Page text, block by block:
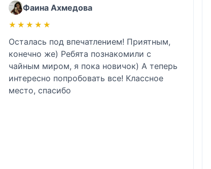
Фаина Ахмедова
★★★★★
★★★★★
Осталась под впечатлением! Приятным,
конечно же) Ребята познакомили с
чайным миром, я пока новичок) А теперь
интересно попробовать все! Классное
место, спасибо